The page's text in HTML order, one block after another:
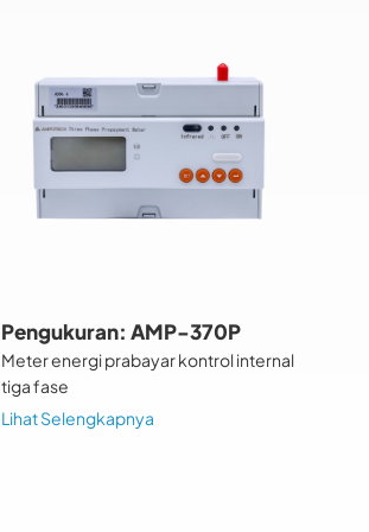
Pengukuran: AMP-370P
Meter energi prabayar kontrol internal
tiga fase
Lihat Selengkapnya